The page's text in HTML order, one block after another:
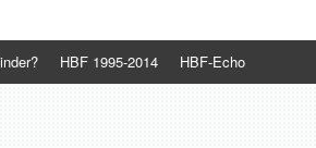
HBF 1995-2014 HBF-Echo